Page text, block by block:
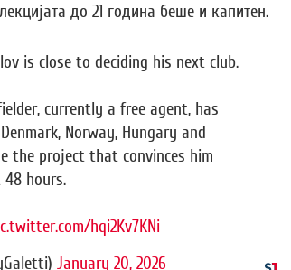
до 21 година беше и капитен.
is close to deciding his next club.
currently a free agent, has
Norway, Hungary and
the project that convinces him
hours.
hqi2Kv7KNi
January 20, 2026